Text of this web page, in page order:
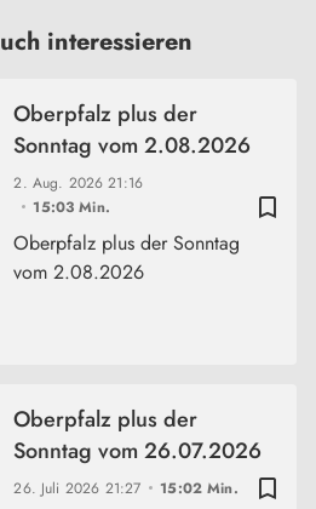
interessieren
bookmark_border
2. Aug. 202621:16
15:03 Min.
Oberpfalz plus der
Sonntag vom 2.08.2026
Oberpfalz plus der Sonntag
vom 2.08.2026
bookmark_border
26. Juli 2026 21:27 15:02 Min.
Oberpfalz plus der
Sonntag vom 26.07.2026